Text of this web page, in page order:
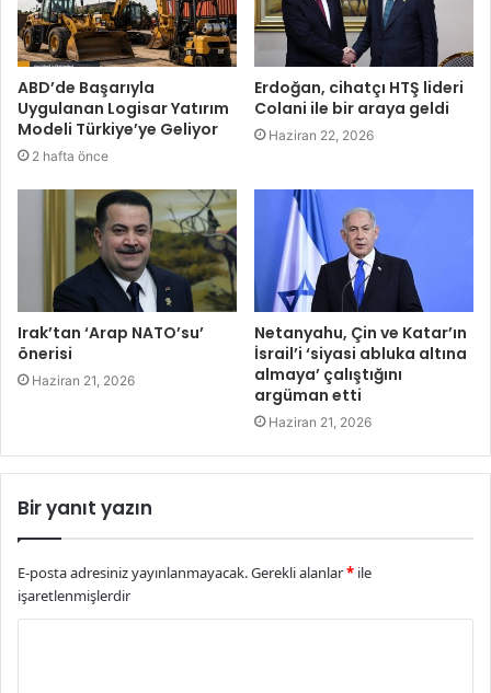
ABD’de Başarıyla
Uygulanan Logisar Yatırım
Modeli Türkiye’ye Geliyor
2 hafta önce
Erdoğan, cihatçı HTŞ lideri
Colani ile bir araya geldi
Haziran 22, 2026
Irak’tan ‘Arap NATO’su’
önerisi
Haziran 21, 2026
Netanyahu, Çin ve Katar’ın
İsrail’i ‘siyasi abluka altına
almaya’ çalıştığını
argüman etti
Haziran 21, 2026
Bir yanıt yazın
E-posta adresiniz yayınlanmayacak.Gerekli alanlar* ile
işaretlenmişlerdir